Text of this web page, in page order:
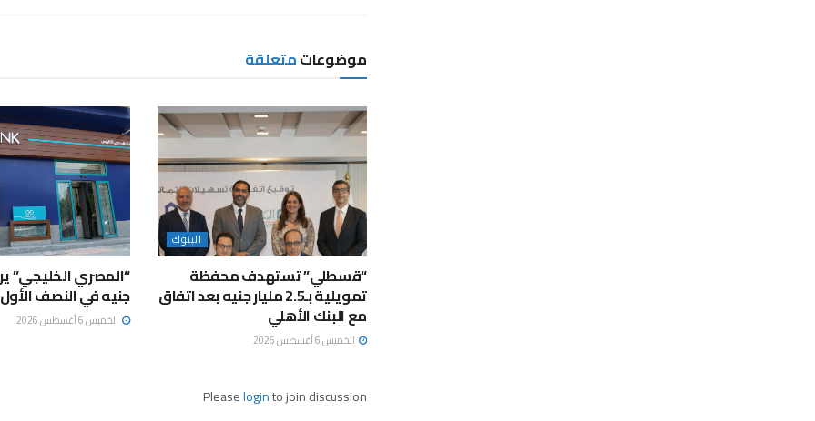
موضوعاتمتعلقة
البنوك
“قسطلي” تستهدف محفظة
تمويلية بـ2.5 مليار جنيه بعد اتفاق
مع البنك الأهلي
الخميس 6 أغسطس 2026
جنيه في النصف الأول
الخميس 6 أغسطس 2026
Pleaseloginto join discussion